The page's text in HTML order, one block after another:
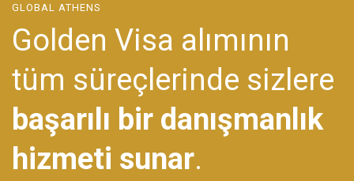
GLOBAL ATHENS
Golden Visa alımının
tüm süreçlerinde sizlere
başarılı bir danışmanlık
hizmeti sunar.